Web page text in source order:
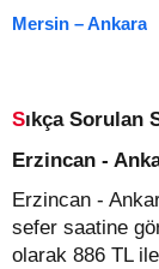
Mersin – Ankara
Sıkça Sorulan
Erzincan -
Erzincan -
sefer saatine
olarak 886 TL